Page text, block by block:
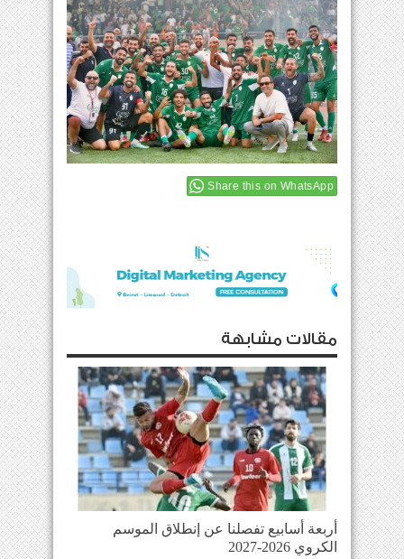
Share this on WhatsApp
مقالات مشابهة
أربعة أسابيع تفصلنا عن إنطلاق الموسم
الكروي 2026-2027